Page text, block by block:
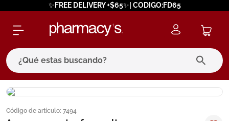
✨FREE DELIVERY +$65✨| CODIGO:FD65
¿Qué estas buscando?
Código de artículo: 7494
términos más buscados
1. eucerin